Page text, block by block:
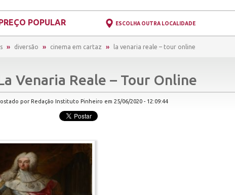
POPULAR ESCOLHA OUTRA LOCALIDADE
diversão cinema em cartaz la venaria reale – tour online
Venaria Reale – Tour Online
por Redação Instituto Pinheiro em 25/06/2020 - 12:09:44